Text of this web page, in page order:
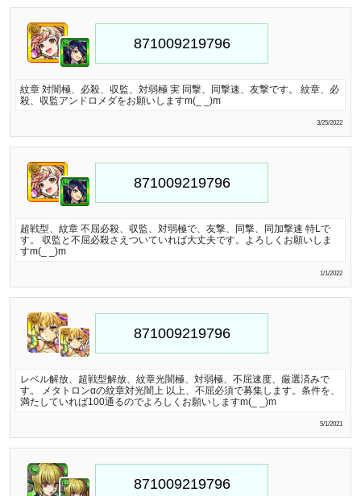
紋章 対闇極、必殺、収監、対弱極 実 同撃、同撃速、友撃です。 紋章、必
殺、収監アンドロメダをお願いしますm(_ _)m
3/25/2022
超戦型、紋章 不屈必殺、収監、対弱極で、友撃、同撃、同加撃速 特Lで
す。 収監と不屈必殺さえついていれば大丈夫です。よろしくお願いしま
すm(_ _)m
1/1/2022
レベル解放、超戦型解放、紋章光闇極、対弱極、不屈速度、厳選済みで
す。 メタトロンαの紋章対光闇上 以上、不屈必須で募集します。条件を、
満たしていれば100通るのでよろしくお願いしますm(_ _)m
5/1/2021